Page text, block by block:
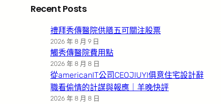
Recent Posts
禮拜秀傳醫院供膳五可關注股票
2026 年 8 月 9 日
觸秀傳醫院費用點
2026 年 8 月 8 日
從americanIT公司CEOJIUYI俱意住宅設計辭
職看偷情的計謀與報應｜羊晚快評
2026 年 8 月 8 日